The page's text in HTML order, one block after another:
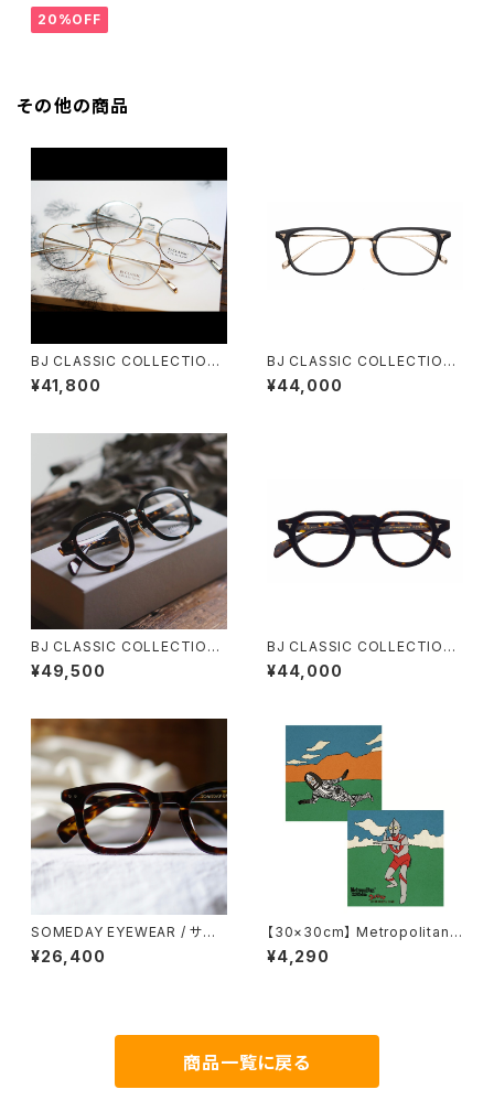
20%OFF
その他の商品
BJ CLASSIC COLLECTION
PREM-114NT ボストン BJクラ
シック
¥41,800
BJ CLASSIC COLLECTION
COM-545NT BJクラシック 51
サイズ 53サイズ
¥44,000
BJ CLASSIC COLLECTION
COM-577N BJクラシック パリ
ジャン 2025AW
¥49,500
BJ CLASSIC COLLECTION
P-578MP BJクラシック アセテ
ート クラウンパント
¥44,000
SOMEDAY EYEWEAR / サム
デー ウェリントン SD-001 正視
堂 オリジナル
¥26,400
【30×30cm】 Metropolitan
Crossbottle メトロポリタンク
ロスボトル MCB347 / ウルトラ
¥4,290
商品一覧に戻る